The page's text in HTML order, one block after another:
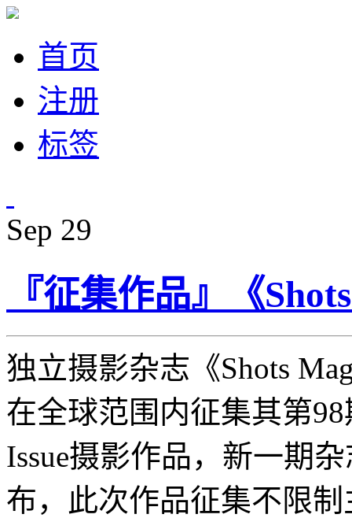
首页
注册
标签
Sep 29
『征集作品』《
独立摄影杂志《Shots
在全球范围内征集其第
Issue摄影作品，新一期
布，此次作品征集不限制